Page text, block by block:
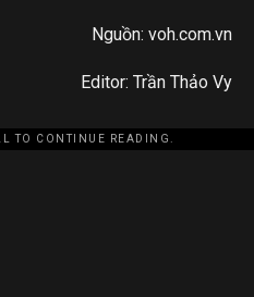
Nguồn: voh.com.vn
Editor: Trần Thảo Vy
TO CONTINUE READING.